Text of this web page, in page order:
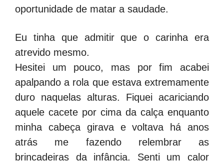
oportunidade de matar a saudade.
Eu tinha que admitir que o carinha era
atrevido mesmo.
Hesitei um pouco, mas por fim acabei
apalpando a rola que estava extremamente
duro naquelas alturas. Fiquei acariciando
aquele cacete por cima da calça enquanto
minha cabeça girava e voltava há anos
atrás me fazendo relembrar as
brincadeiras da infância. Senti um calor